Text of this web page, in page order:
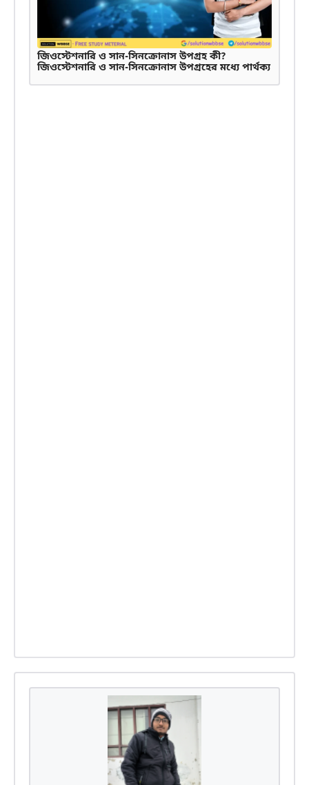
জিওস্টেশনারি ও সান-সিনক্রোনাস উপগ্রহ কী?
জিওস্টেশনারি ও সান-সিনক্রোনাস উপগ্রহের মধ্যে পার্থক্য